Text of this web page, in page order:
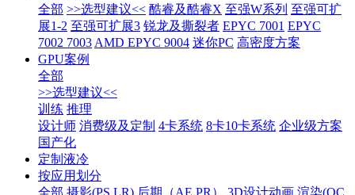
全部 >>选型建议<< 酷睿及酷睿X 至强W系列 至强可扩
展1-2 至强可扩展3 锐龙及撕裂者 EPYC 7001 EPYC
7002 7003 AMD EPYC 9004 迷你PC 高密度方案
GPU案例
全部
>>选型建议<<
训练 推理
设计师 消费级及定制 4卡系统 8卡10卡系统 企业级方案
国产化
定制液冷
按应用划分
全部 摄影(PS LR) 后期（AE PR） 3D设计动画 渲染(OC